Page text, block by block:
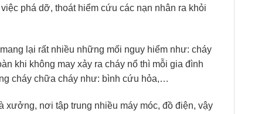
phá dỡ, thoát hiểm cứu các nạn nhân ra khỏi
lại rất nhiều những mối nguy hiểm như: cháy
khi không may xảy ra cháy nổ thì mỗi gia đình
cháy chữa cháy như: bình cứu hỏa,…
xưởng, nơi tập trung nhiều máy móc, đồ điện, vậy